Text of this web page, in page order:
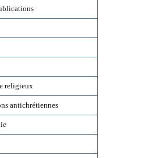
religieux
antichrétiennes